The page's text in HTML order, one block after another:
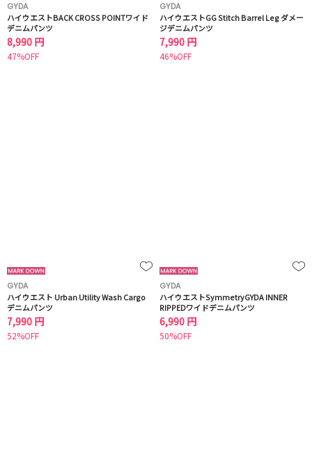
GYDA
ハイウエストBACK CROSS POINTワイド
デニムパンツ
8,990 円
47%OFF
GYDA
ハイウエストGG Stitch Barrel Leg ダメー
ジデニムパンツ
7,990 円
46%OFF
GYDA
ハイウエスト Urban Utility Wash Cargo
デニムパンツ
7,990 円
52%OFF
GYDA
ハイウエストSymmetryGYDA INNER
RIPPEDワイドデニムパンツ
6,990 円
50%OFF